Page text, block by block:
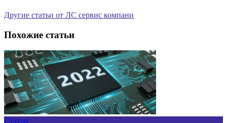
Другие статьи от ЛС сервис компани
Похожие статьи
Статьи